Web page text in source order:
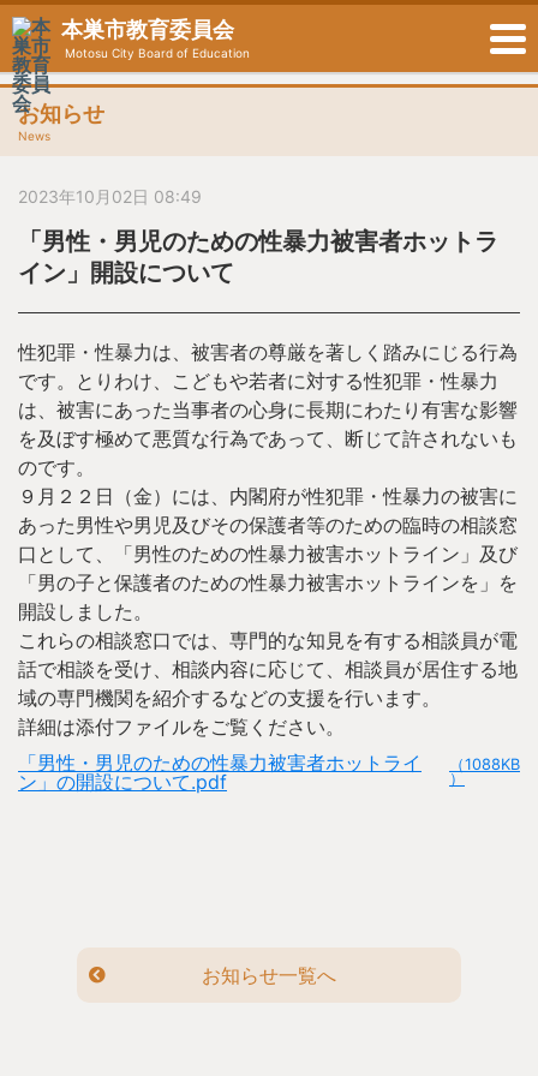
本巣市教育委員会
Motosu City Board of Education
お知らせ
News
2023年10月02日 08:49
「男性・男児のための性暴力被害者ホットラ
イン」開設について
性犯罪・性暴力は、被害者の尊厳を著しく踏みにじる行為
です。とりわけ、こどもや若者に対する性犯罪・性暴力
は、被害にあった当事者の心身に長期にわたり有害な影響
を及ぼす極めて悪質な行為であって、断じて許されないも
のです。
９月２２日（金）には、内閣府が性犯罪・性暴力の被害に
あった男性や男児及びその保護者等のための臨時の相談窓
口として、「男性のための性暴力被害ホットライン」及び
「男の子と保護者のための性暴力被害ホットラインを」を
開設しました。
これらの相談窓口では、専門的な知見を有する相談員が電
話で相談を受け、相談内容に応じて、相談員が居住する地
域の専門機関を紹介するなどの支援を行います。
詳細は添付ファイルをご覧ください。
「男性・男児のための性暴力被害者ホットライ
ン」の開設について.pdf
（1088KB
）
お知らせ一覧へ